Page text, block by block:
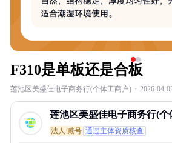
F310是单板还是合板
莲池区美盛佳电子商务行(个体工商户) · 2026-04-
莲池区美盛佳电子商务行(个
商户)
法人:臧号 通过主体资质核查